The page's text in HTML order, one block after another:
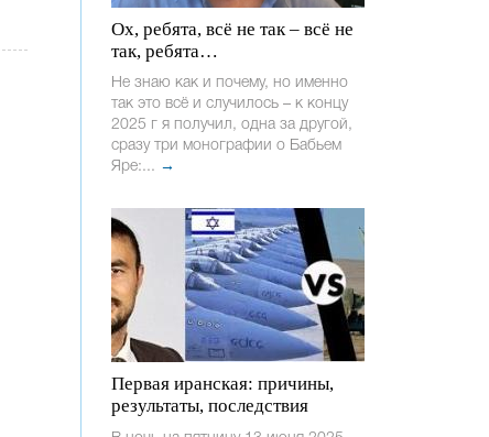
Ох, ребята, всё не так – всё не
так, ребята…
Не знаю как и почему, но именно
так это всё и случилось – к концу
2025 г я получил, одна за другой,
сразу три монографии о Бабьем
Яре:... →
Первая иранская: причины,
результаты, последствия